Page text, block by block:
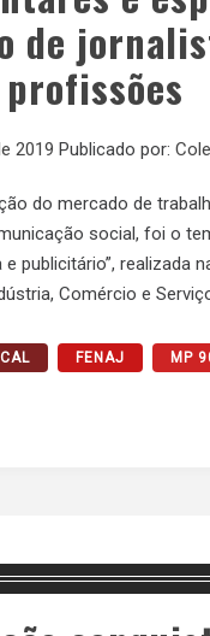
de
2019 Publicado por:
do mercado de
social, foi o
publicitário”, realizada
Comércio e
FENAJ MP